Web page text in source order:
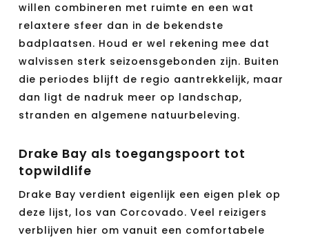
willen combineren met ruimte en een wat
relaxtere sfeer dan in de bekendste
badplaatsen. Houd er wel rekening mee dat
walvissen sterk seizoensgebonden zijn. Buiten
die periodes blijft de regio aantrekkelijk, maar
dan ligt de nadruk meer op landschap,
stranden en algemene natuurbeleving.
Drake Bay als toegangspoort tot
topwildlife
Drake Bay verdient eigenlijk een eigen plek op
deze lijst, los van Corcovado. Veel reizigers
verblijven hier om vanuit een comfortabele